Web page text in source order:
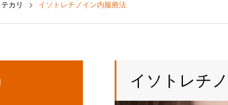
カリ イソトレチノイン内服療法
イソトレチ